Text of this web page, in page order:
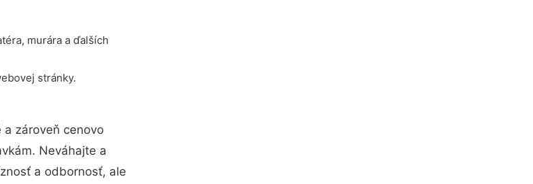
murára a ďalších
stránky.
a zároveň cenovo
Neváhajte a
a odbornosť, ale